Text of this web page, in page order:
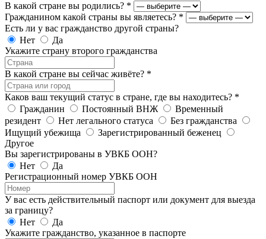
В какой стране вы родились? *
Гражданином какой страны вы являетесь? *
Есть ли у вас гражданство другой страны?
Нет
Да
Укажите страну второго гражданства
В какой стране вы сейчас живёте? *
Каков ваш текущий статус в стране, где вы находитесь? *
Гражданин
Постоянный ВНЖ
Временный
резидент
Нет легального статуса
Без гражданства
Ищущий убежища
Зарегистрированный беженец
Другое
Вы зарегистрированы в УВКБ ООН?
Нет
Да
Регистрационный номер УВКБ ООН
У вас есть действительный паспорт или документ для выезда
за границу?
Нет
Да
Укажите гражданство, указанное в паспорте